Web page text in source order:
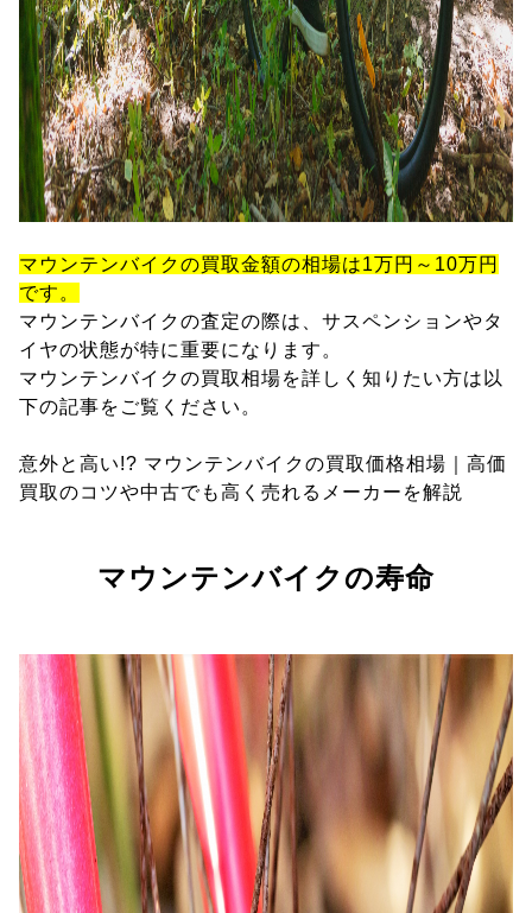
マウンテンバイクの買取金額の相場は1万円～10万円
です。
マウンテンバイクの査定の際は、サスペンションやタ
イヤの状態が特に重要になります。
マウンテンバイクの買取相場を詳しく知りたい方は以
下の記事をご覧ください。
意外と高い!? マウンテンバイクの買取価格相場｜高価
買取のコツや中古でも高く売れるメーカーを解説
マウンテンバイクの寿命